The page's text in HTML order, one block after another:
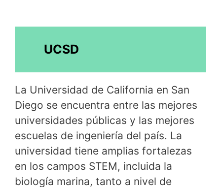
UCSD
La Universidad de California en San
Diego se encuentra entre las mejores
universidades públicas y las mejores
escuelas de ingeniería del país. La
universidad tiene amplias fortalezas
en los campos STEM, incluida la
biología marina, tanto a nivel de